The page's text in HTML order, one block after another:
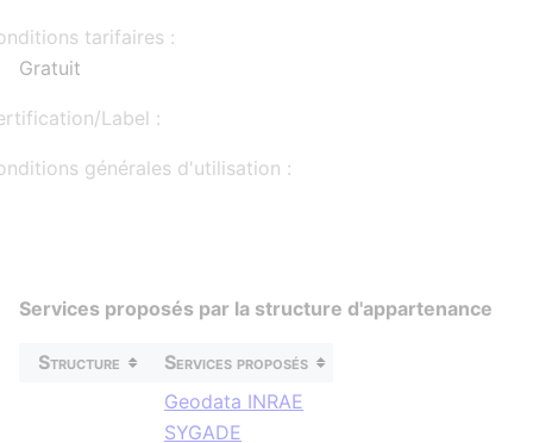
tarifaires :
Gratuit
Label :
générales d'utilisation :
Services proposés par la structure d'appartenance
Structure Services proposés
Geodata INRAE
SYGADE